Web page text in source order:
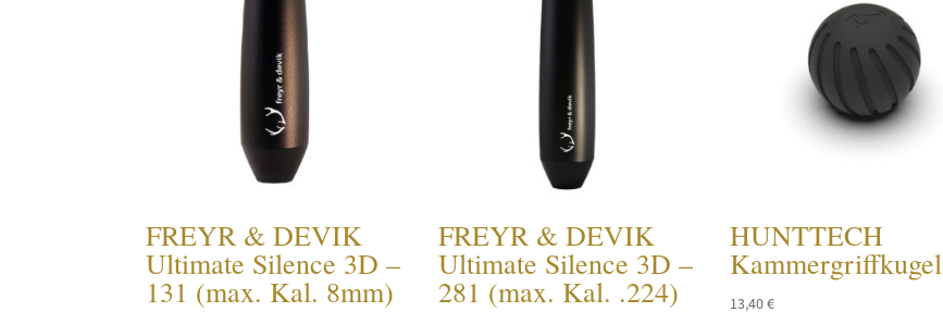
FREYR & DEVIK
Ultimate Silence 3D –
131 (max. Kal. 8mm)
FREYR & DEVIK
Ultimate Silence 3D –
281 (max. Kal. .224)
HUNTTECH
Kammergriffkugel
13,40€